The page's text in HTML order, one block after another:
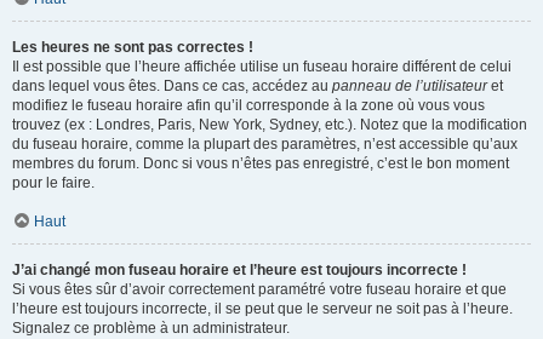
Les heures ne sont pas correctes !
Il est possible que l’heure affichée utilise un fuseau horaire différent de celui
dans lequel vous êtes. Dans ce cas, accédez au panneau de l’utilisateuret
modifiez le fuseau horaire afin qu’il corresponde à la zone où vous vous
trouvez (ex : Londres, Paris, New York, Sydney, etc.). Notez que la modification
du fuseau horaire, comme la plupart des paramètres, n’est accessible qu’aux
membres du forum. Donc si vous n’êtes pas enregistré, c’est le bon moment
pour le faire.
Haut
J’ai changé mon fuseau horaire et l’heure est toujours incorrecte !
Si vous êtes sûr d’avoir correctement paramétré votre fuseau horaire et que
l’heure est toujours incorrecte, il se peut que le serveur ne soit pas à l’heure.
Signalez ce problème à un administrateur.